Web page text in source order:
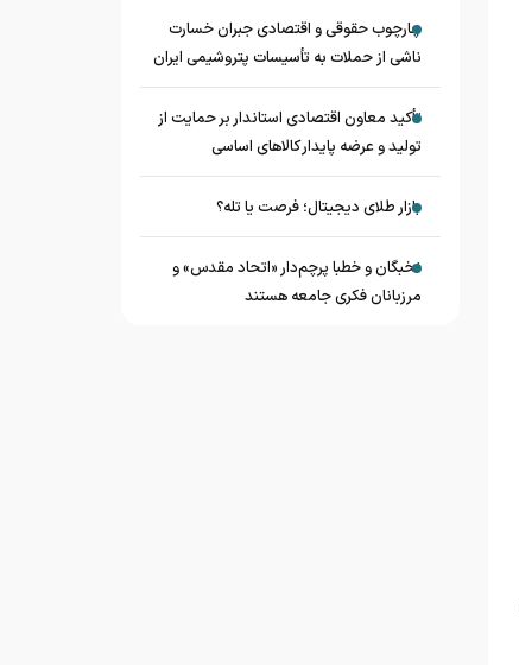
چارچوب حقوقی و اقتصادی جبران خسارت
ناشی از حملات به تأسیسات پتروشیمی ایران
تأکید معاون اقتصادی استاندار بر حمایت از
تولید و عرضه پایدار کالاهای اساسی
بازار طلای دیجیتال؛ فرصت یا تله؟
نخبگان و خطبا پرچم‌دار «اتحاد مقدس» و
مرزبانان فکری جامعه هستند